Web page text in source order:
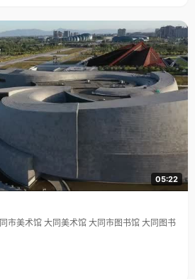
05:22